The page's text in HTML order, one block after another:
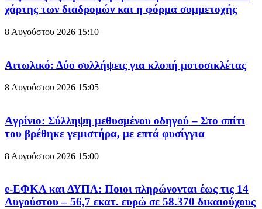
χάρτης των διαδρομών και η φόρμα συμμετοχής
8 Αυγούστου 2026 15:10
Aιτωλικό: Δύο συλλήψεις για κλοπή μοτοσικλέτας
8 Αυγούστου 2026 15:05
Aγρίνιο: Σύλληψη μεθυσμένου οδηγού – Στο σπίτι
του βρέθηκε γεμιστήρα, με επτά φυσίγγια
8 Αυγούστου 2026 15:00
e-ΕΦΚΑ και ΔΥΠΑ: Ποιοι πληρώνονται έως τις 14
Αυγούστου – 56,7 εκατ. ευρώ σε 58.370 δικαιούχους